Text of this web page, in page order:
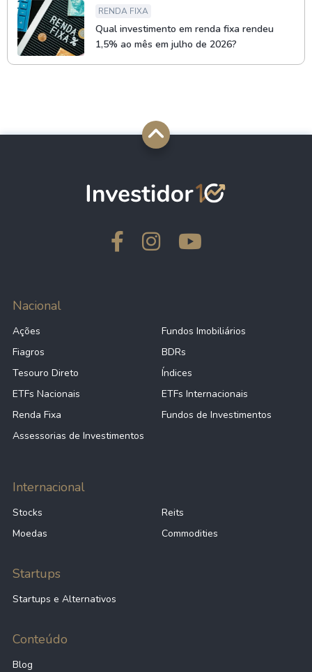
RENDA FIXA
Qual investimento em renda fixa rendeu
1,5% ao mês em julho de 2026?
Nacional
Ações
Fundos Imobiliários
Fiagros
BDRs
Tesouro Direto
Índices
ETFs Nacionais
ETFs Internacionais
Renda Fixa
Fundos de Investimentos
Assessorias de Investimentos
Internacional
Stocks
Reits
Moedas
Commodities
Startups
Startups e Alternativos
Conteúdo
Blog